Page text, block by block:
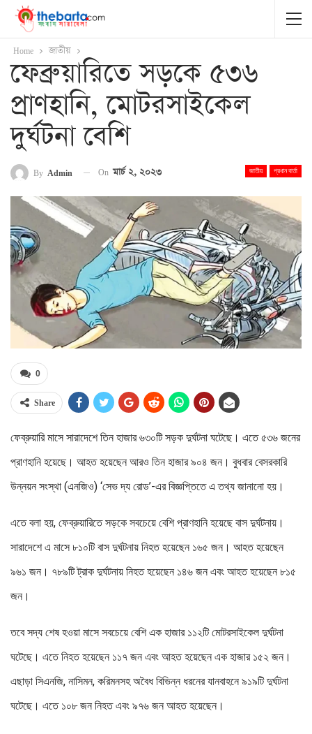
Home জাতীয়
ফেব্রুয়ারিতে সড়কে ৫৩৬
প্রাণহানি, মোটরসাইকেল
দুর্ঘটনা বেশি
জাতীয় প্রধান বার্তা
By Admin On মার্চ ২, ২০২৩
0
Share
ফেব্রুয়ারি মাসে সারাদেশে তিন হাজার ৬৩০টি সড়ক দুর্ঘটনা ঘটেছে। এতে ৫৩৬ জনের
প্রাণহানি হয়েছে। আহত হয়েছেন আরও তিন হাজার ৯০৪ জন। বুধবার বেসরকারি
উন্নয়ন সংস্থা (এনজিও) ‘সেভ দ্য রোড’-এর বিজ্ঞপ্তিতে এ তথ্য জানানো হয়।
এতে বলা হয়, ফেব্রুয়ারিতে সড়কে সবচেয়ে বেশি প্রাণহানি হয়েছে বাস দুর্ঘটনায়।
সারাদেশে এ মাসে ৮১০টি বাস দুর্ঘটনায় নিহত হয়েছেন ১৬৫ জন। আহত হয়েছেন
৯৬১ জন। ৭৮৯টি ট্রাক দুর্ঘটনায় নিহত হয়েছেন ১৪৬ জন এবং আহত হয়েছেন ৮১৫
জন।
তবে সদ্য শেষ হওয়া মাসে সবচেয়ে বেশি এক হাজার ১১২টি মোটরসাইকেল দুর্ঘটনা
ঘটেছে। এতে নিহত হয়েছেন ১১৭ জন এবং আহত হয়েছেন এক হাজার ১৫২ জন।
এছাড়া সিএনজি, নাসিমন, করিমনসহ অবৈধ বিভিন্ন ধরনের যানবাহনে ৯১৯টি দুর্ঘটনা
ঘটেছে। এতে ১০৮ জন নিহত এবং ৯৭৬ জন আহত হয়েছেন।